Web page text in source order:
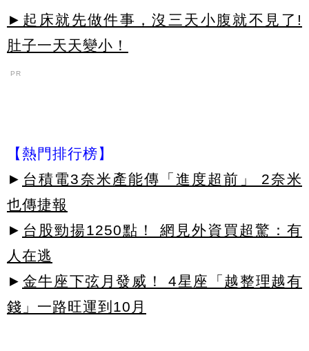
►起床就先做件事，沒三天小腹就不見了!
肚子一天天變小！
PR
【熱門排行榜】
► 台積電3奈米產能傳「進度超前」 2奈米
也傳捷報
► 台股勁揚1250點！ 網見外資買超驚：有
人在逃
► 金牛座下弦月發威！ 4星座「越整理越有
錢」一路旺運到10月